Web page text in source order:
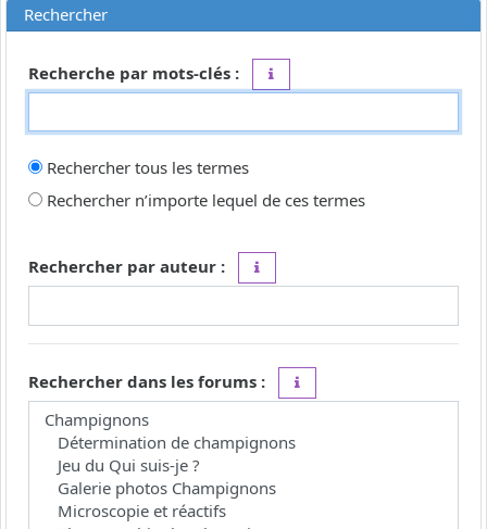
Rechercher
Recherche par mots-clés :
Rechercher tous les termes
Rechercher n’importe lequel de ces termes
Rechercher par auteur :
Rechercher dans les forums :